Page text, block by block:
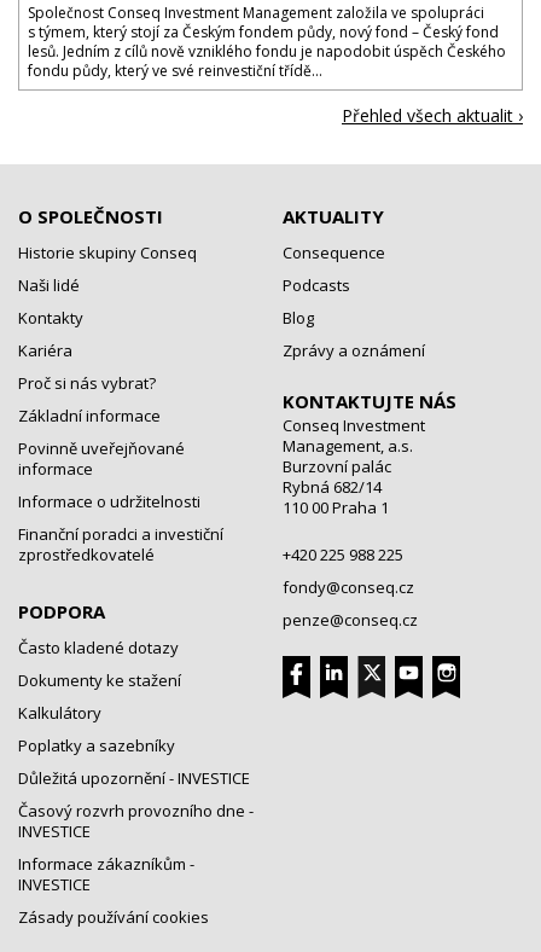
Společnost Conseq Investment Management založila ve spolupráci
s týmem, který stojí za Českým fondem půdy, nový fond – Český fond
lesů. Jedním z cílů nově vzniklého fondu je napodobit úspěch Českého
fondu půdy, který ve své reinvestiční třídě...
Přehled všech aktualit ›
O SPOLEČNOSTI
Historie skupiny Conseq
Naši lidé
Kontakty
Kariéra
Proč si nás vybrat?
Základní informace
Povinně uveřejňované
informace
Informace o udržitelnosti
Finanční poradci a investiční
zprostředkovatelé
PODPORA
Často kladené dotazy
Dokumenty ke stažení
Kalkulátory
Poplatky a sazebníky
Důležitá upozornění - INVESTICE
Časový rozvrh provozního dne -
INVESTICE
Informace zákazníkům -
INVESTICE
Zásady používání cookies
AKTUALITY
Consequence
Podcasts
Blog
Zprávy a oznámení
KONTAKTUJTE NÁS
Conseq Investment
Management, a.s.
Burzovní palác
Rybná 682/14
110 00 Praha 1
+420 225 988 225
fondy@conseq.cz
penze@conseq.cz